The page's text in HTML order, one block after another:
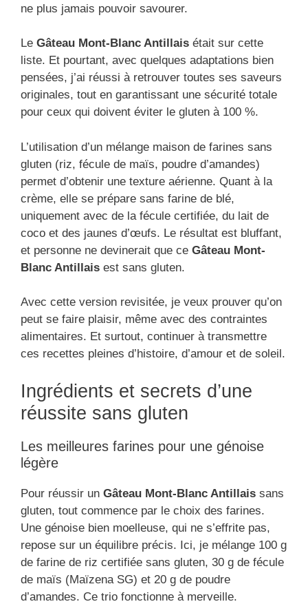
ne plus jamais pouvoir savourer.
Le Gâteau Mont-Blanc Antillais était sur cette
liste. Et pourtant, avec quelques adaptations bien
pensées, j’ai réussi à retrouver toutes ses saveurs
originales, tout en garantissant une sécurité totale
pour ceux qui doivent éviter le gluten à 100 %.
L’utilisation d’un mélange maison de farines sans
gluten (riz, fécule de maïs, poudre d’amandes)
permet d’obtenir une texture aérienne. Quant à la
crème, elle se prépare sans farine de blé,
uniquement avec de la fécule certifiée, du lait de
coco et des jaunes d’œufs. Le résultat est bluffant,
et personne ne devinerait que ce Gâteau Mont-
Blanc Antillais est sans gluten.
Avec cette version revisitée, je veux prouver qu’on
peut se faire plaisir, même avec des contraintes
alimentaires. Et surtout, continuer à transmettre
ces recettes pleines d’histoire, d’amour et de soleil.
Ingrédients et secrets d’une
réussite sans gluten
Les meilleures farines pour une génoise
légère
Pour réussir un Gâteau Mont-Blanc Antillais sans
gluten, tout commence par le choix des farines.
Une génoise bien moelleuse, qui ne s’effrite pas,
repose sur un équilibre précis. Ici, je mélange 100 g
de farine de riz certifiée sans gluten, 30 g de fécule
de maïs (Maïzena SG) et 20 g de poudre
d’amandes. Ce trio fonctionne à merveille.